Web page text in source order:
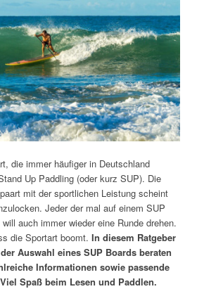
die immer häufiger in Deutschland
Up Paddling (oder kurz SUP). Die
mit der sportlichen Leistung scheint
Jeder der mal auf einem SUP
auch immer wieder eine Runde drehen.
die Sportart boomt. In diesem Ratgeber
Auswahl eines SUP Boards beraten
Informationen sowie passende
Spaß beim Lesen und Paddlen.